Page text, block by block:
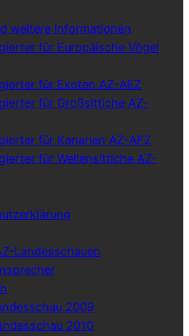
weitere Informationen
für Europäische Vögel
für Exoten AZ-AEZ
für Großsittiche AZ-
für Kanarien AZ-AFZ
für Wellensittiche AZ-
Landesschauen
2009
2010